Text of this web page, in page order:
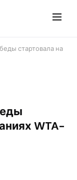
стартовала на
WTA-